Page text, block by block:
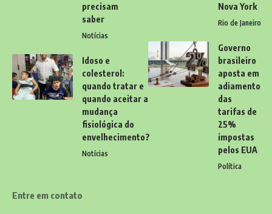
precisam
saber
Notícias
Idoso e
colesterol:
quando tratar e
quando aceitar a
mudança
fisiológica do
envelhecimento?
Notícias
Nova York
Rio de Janeiro
Governo
brasileiro
aposta em
adiamento
das
tarifas de
25%
impostas
pelos EUA
Política
Entre em contato